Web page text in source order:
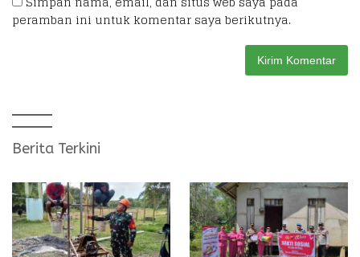
peramban ini untuk komentar saya berikutnya.
Berita Terkini